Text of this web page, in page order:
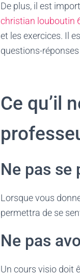
De plus, il est
christian louboutin
et les exercices. Il
questions-
Ce qu’il
Ne pas se
Lorsque vous
permettra de se
Ne pas
Un cours visio doit